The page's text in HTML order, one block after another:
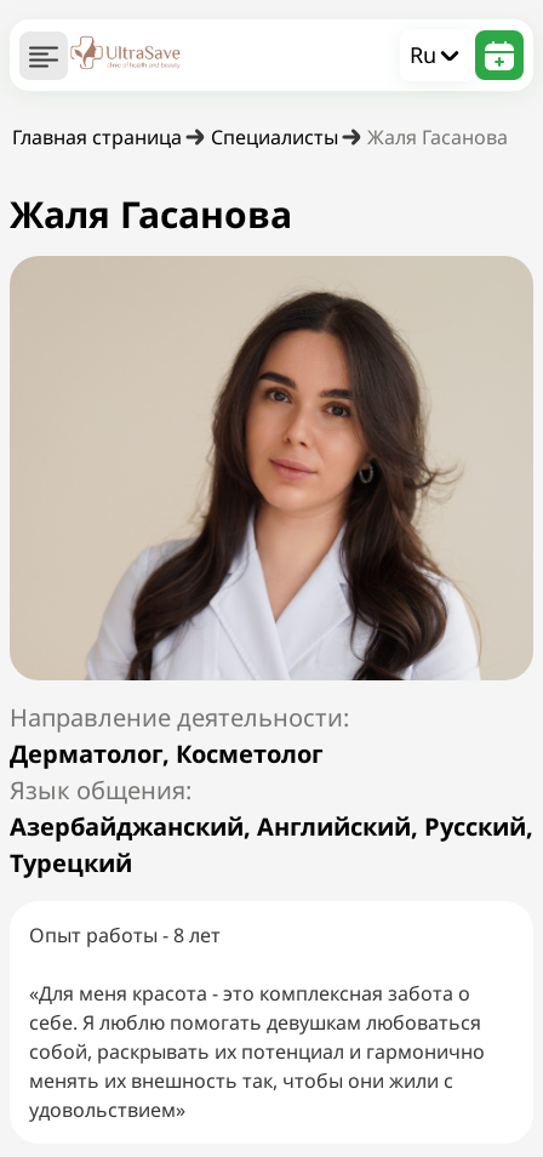
Ru
Главная страница Специалисты Жаля Гасанова
Жаля Гасанова
Дерматолог, Косметолог
Азербайджанский, Английский, Русский,
Турецкий
Опыт работы - 8 лет
«Для меня красота - это комплексная забота о
себе. Я люблю помогать девушкам любоваться
собой, раскрывать их потенциал и гармонично
менять их внешность так, чтобы они жили с
удовольствием»